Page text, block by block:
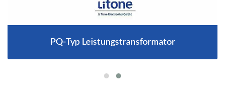
PQ-Typ Leistungstransformator